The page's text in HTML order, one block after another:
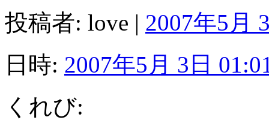
投稿者: love | 2007年5月
日時: 2007年5月 3日
くれび: